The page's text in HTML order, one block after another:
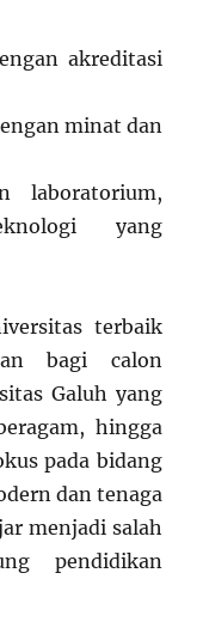
akreditasi
minat dan
laboratorium,
yang
terbaik
bagi calon
Galuh yang
hingga
pada bidang
dan tenaga
menjadi salah
pendidikan